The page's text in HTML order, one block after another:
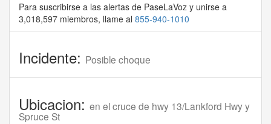
Para suscribirse a las alertas de PaseLaVoz y unirse a
3,018,597 miembros, llame al 855-940-1010
Incidente: Posible choque
Ubicacion: en el cruce de hwy 13/Lankford Hwy y
Spruce St